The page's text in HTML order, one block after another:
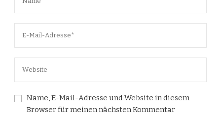
Name, E-Mail-Adresse und Website in diesem
Browser für meinen nächsten Kommentar